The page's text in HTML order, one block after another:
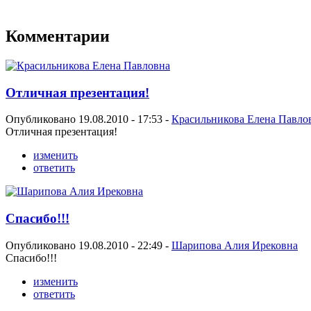
Комментарии
Отличная презентация!
Опубликовано 19.08.2010 - 17:53 - Красильникова Елена
Отличная презентация!
изменить
ответить
Спасибо!!!
Опубликовано 19.08.2010 - 22:49 - Шарипова Алия Ирековна
Спасибо!!!
изменить
ответить